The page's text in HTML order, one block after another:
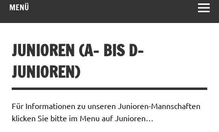
MENÜ
JUNIOREN (A- BIS D-
JUNIOREN)
Für Informationen zu unseren Junioren-Mannschaften
klicken Sie bitte im Menu auf Junioren…